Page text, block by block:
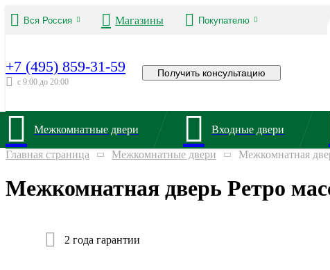
Вся Россия Магазины Покупателю
+7 (495) 859-31-59
с 9:00 до 20:00
Получить консультацию
Межкомнатные двери Входные двери
Главная страница Межкомнатные двери Межкомнатная
Межкомнатная дверь Ретро
2 года гарантии